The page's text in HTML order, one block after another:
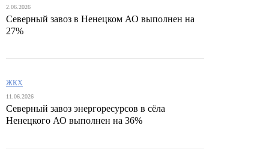
2.06.2026
Северный завоз в Ненецком АО выполнен на
27%
ЖКХ
11.06.2026
Северный завоз энергоресурсов в сёла
Ненецкого АО выполнен на 36%